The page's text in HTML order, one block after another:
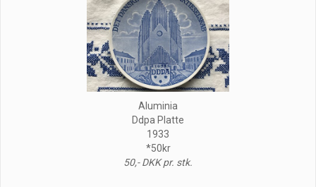
Aluminia
Ddpa Platte
1933
*50kr
50,- DKK pr. stk.